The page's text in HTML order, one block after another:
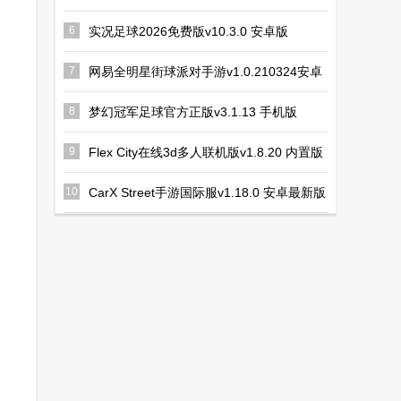
安卓版
6 实况足球2026免费版v10.3.0 安卓版
7
网易全明星街球派对手游v1.0.210324安卓
中文版
8 梦幻冠军足球官方正版v3.1.13 手机版
9 Flex City在线3d多人联机版v1.8.20 内置版
10 CarX Street手游国际服v1.18.0 安卓最新版